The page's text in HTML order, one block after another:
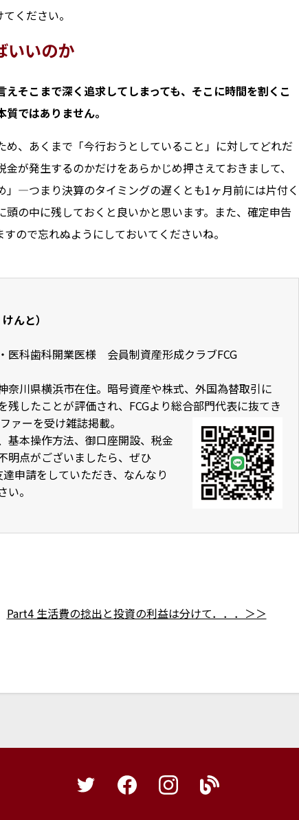
ください。
いいのか
えそこまで深く追求してしまっても、そこに時間を割くこ
質ではありません。
め、あくまで「今行おうとしていること」に対してどれだ
金が発生するのかだけをあらかじめ押さえておきまして、
」―つまり決算のタイミングの遅くとも1ヶ月前には片付く
頭の中に残しておくと良いかと思います。また、確定申告
ので忘れぬようにしておいてくださいね。
んと）
医科歯科開業医様 会員制資産形成クラブFCG
奈川県横浜市在住。暗号資産や株式、外国為替取引に
残したことが評価され、FCGより総合部門代表に抜てき
ァーを受け雑誌掲載。
基本操作方法、御口座開設、税金
明点がございましたら、ぜひ
申請をしていただき、なんなり
。
Part4 生活費の捻出と投資の利益は分けて．．．＞＞